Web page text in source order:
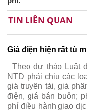
TIN LIÊN QUAN
Giá điện hiện rất tù
Theo dự thảo Luật
NTD phải chịu các
giá truyền tải, giá
điện, giá bán buôn;
phí điều hành giao